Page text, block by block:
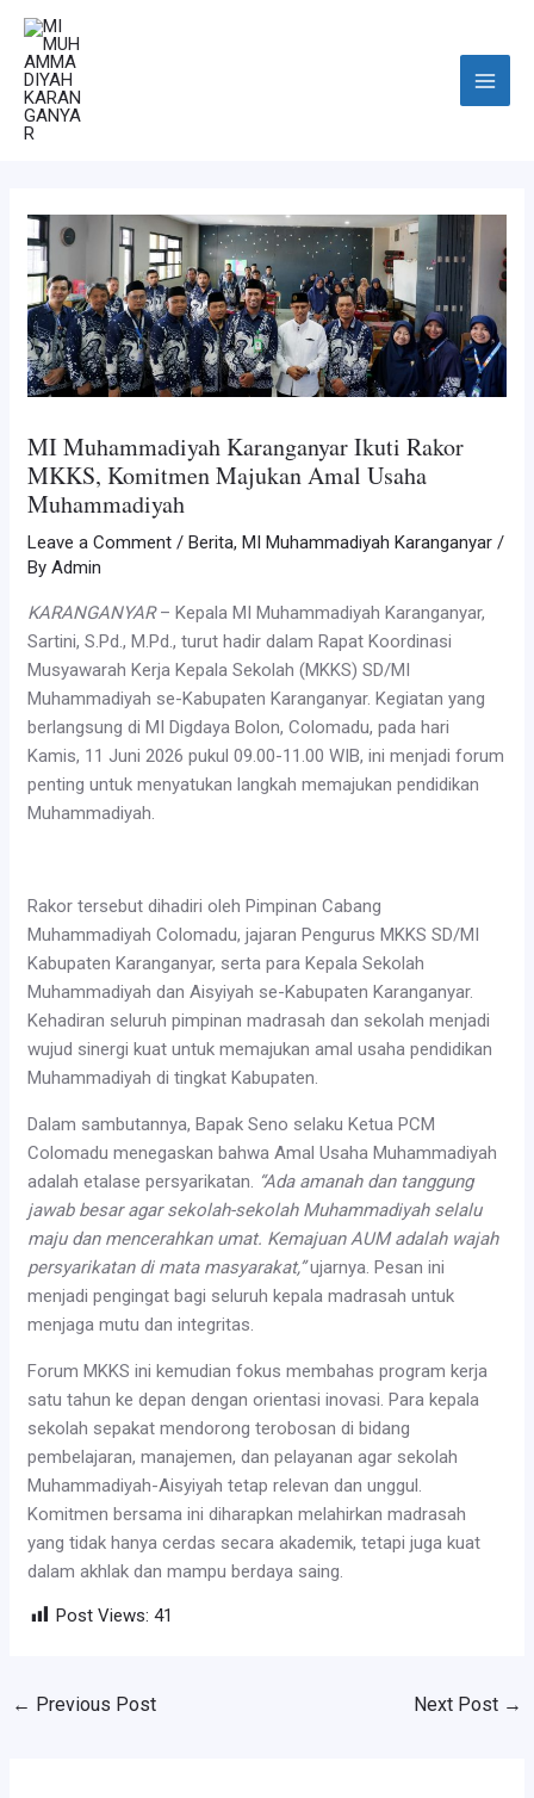
Skip
content
Menu
MI Muhammadiyah Karanganyar Ikuti Rakor
MKKS, Komitmen Majukan Amal Usaha
Muhammadiyah
Leave a Comment /Berita,MI Muhammadiyah Karanganyar /
ByAdmin
KARANGANYAR– Kepala MI Muhammadiyah Karanganyar,
Sartini, S.Pd., M.Pd., turut hadir dalam Rapat Koordinasi
Musyawarah Kerja Kepala Sekolah (MKKS) SD/MI
Muhammadiyah se-Kabupaten Karanganyar. Kegiatan yang
berlangsung di MI Digdaya Bolon, Colomadu, pada hari
Kamis, 11 Juni 2026 pukul 09.00-11.00 WIB, ini menjadi forum
penting untuk menyatukan langkah memajukan pendidikan
Muhammadiyah.
Rakor tersebut dihadiri oleh Pimpinan Cabang
Muhammadiyah Colomadu, jajaran Pengurus MKKS SD/MI
Kabupaten Karanganyar, serta para Kepala Sekolah
Muhammadiyah dan Aisyiyah se-Kabupaten Karanganyar.
Kehadiran seluruh pimpinan madrasah dan sekolah menjadi
wujud sinergi kuat untuk memajukan amal usaha pendidikan
Muhammadiyah di tingkat Kabupaten.
Dalam sambutannya, Bapak Seno selaku Ketua PCM
Colomadu menegaskan bahwa Amal Usaha Muhammadiyah
adalah etalase persyarikatan. “Ada amanah dan tanggung
jawab besar agar sekolah-sekolah Muhammadiyah selalu
maju dan mencerahkan umat. Kemajuan AUM adalah wajah
persyarikatan di mata masyarakat,”ujarnya. Pesan ini
menjadi pengingat bagi seluruh kepala madrasah untuk
menjaga mutu dan integritas.
Forum MKKS ini kemudian fokus membahas program kerja
satu tahun ke depan dengan orientasi inovasi. Para kepala
sekolah sepakat mendorong terobosan di bidang
pembelajaran, manajemen, dan pelayanan agar sekolah
Muhammadiyah-Aisyiyah tetap relevan dan unggul.
Komitmen bersama ini diharapkan melahirkan madrasah
yang tidak hanya cerdas secara akademik, tetapi juga kuat
dalam akhlak dan mampu berdaya saing.
Post Views: 41
Post
navigation
← Previous Post Next Post →